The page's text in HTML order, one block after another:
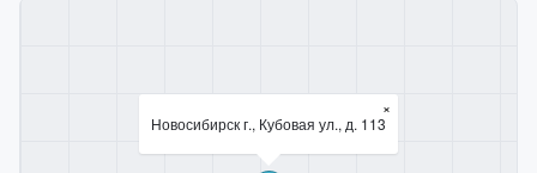
Новосибирск г., Кубовая ул., д. 113
×